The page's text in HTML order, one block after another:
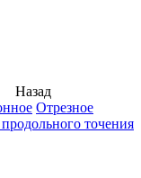
Назад
Отрезное
точения